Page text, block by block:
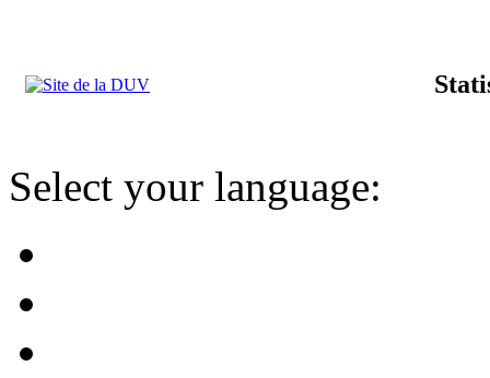
Select your language: